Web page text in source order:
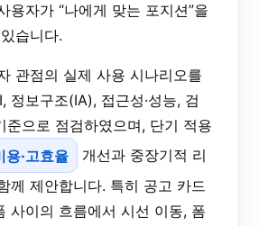
용자가 “나에게 맞는 포지션”을
습니다.
관점의 실제 사용 시나리오를
정보구조(IA), 접근성·성능, 검
준으로 점검하였으며, 단기 적용
용·고효율
개선과 중장기적 리
께 제안합니다. 특히 공고 카드
이의 흐름에서 시선 이동, 폼